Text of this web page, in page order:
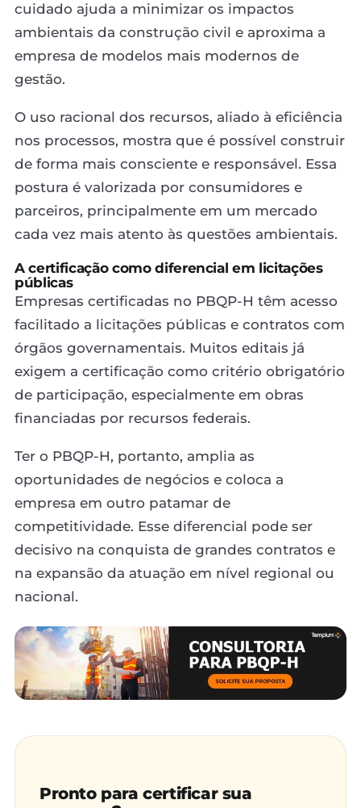
cuidado ajuda a minimizar os impactos
ambientais da construção civil e aproxima a
empresa de modelos mais modernos de
gestão.
O uso racional dos recursos, aliado à eficiência
nos processos, mostra que é possível construir
de forma mais consciente e responsável. Essa
postura é valorizada por consumidores e
parceiros, principalmente em um mercado
cada vez mais atento às questões ambientais.
A certificação como diferencial em licitações
públicas
Empresas certificadas no PBQP-H têm acesso
facilitado a licitações públicas e contratos com
órgãos governamentais. Muitos editais já
exigem a certificação como critério obrigatório
de participação, especialmente em obras
financiadas por recursos federais.
Ter o PBQP-H, portanto, amplia as
oportunidades de negócios e coloca a
empresa em outro patamar de
competitividade. Esse diferencial pode ser
decisivo na conquista de grandes contratos e
na expansão da atuação em nível regional ou
nacional.
Pronto para certificar sua